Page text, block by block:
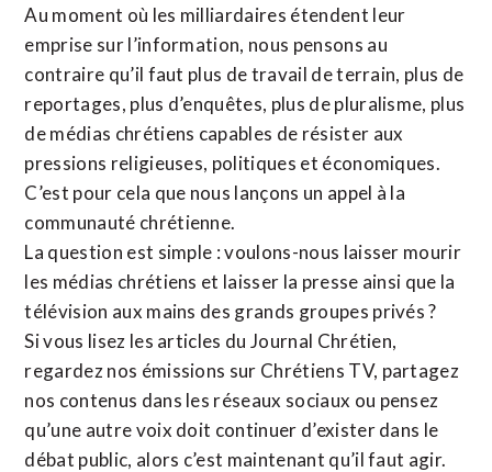
Au moment où les milliardaires étendent leur
emprise sur l’information, nous pensons au
contraire qu’il faut plus de travail de terrain, plus de
reportages, plus d’enquêtes, plus de pluralisme, plus
de médias chrétiens capables de résister aux
pressions religieuses, politiques et économiques.
C’est pour cela que nous lançons un appel à la
communauté chrétienne.
La question est simple : voulons-nous laisser mourir
les médias chrétiens et laisser la presse ainsi que la
télévision aux mains des grands groupes privés ?
Si vous lisez les articles du Journal Chrétien,
regardez nos émissions sur Chrétiens TV, partagez
nos contenus dans les réseaux sociaux ou pensez
qu’une autre voix doit continuer d’exister dans le
débat public, alors c’est maintenant qu’il faut agir.